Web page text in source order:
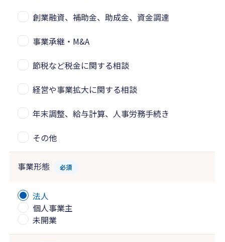
創業融資、補助金、助成金、資金調達
事業承継・M&A
節税など税金に関する相談
経営や事業拡大に関する相談
年末調整、給与計算、人事労務手続き
その他
事業形態 必須
法人
個人事業主
未開業